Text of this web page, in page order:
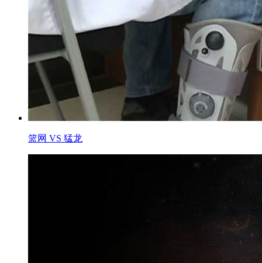
篮网 VS 猛龙